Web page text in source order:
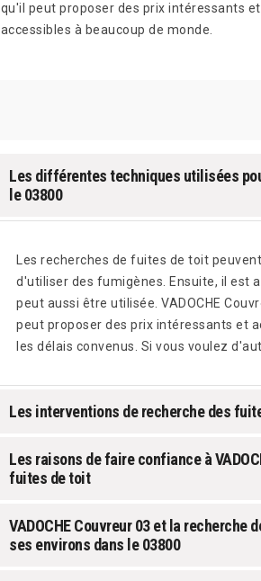
qu'il peut proposer des prix intéressants et
accessibles à beaucoup de monde.
Les différentes techniques utilisées
le 03800
Les recherches de fuites de toit
d'utiliser des fumigènes. Ensuite, il est
peut aussi être utilisée. VADOCHE
peut proposer des prix intéressants et
les délais convenus. Si vous voulez
Les interventions de recherche des
Les raisons de faire confiance à
fuites de toit
VADOCHE Couvreur 03 et la
ses environs dans le 03800